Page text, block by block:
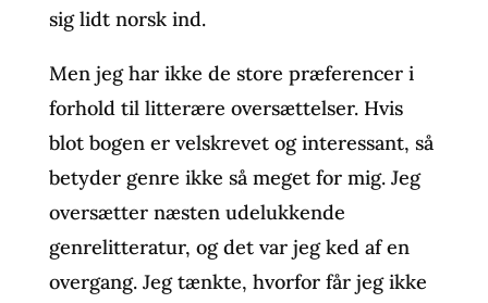
sig lidt norsk ind.
Men jeg har ikke de store præferencer i
forhold til litterære oversættelser. Hvis
blot bogen er velskrevet og interessant, så
betyder genre ikke så meget for mig. Jeg
oversætter næsten udelukkende
genrelitteratur, og det var jeg ked af en
overgang. Jeg tænkte, hvorfor får jeg ikke